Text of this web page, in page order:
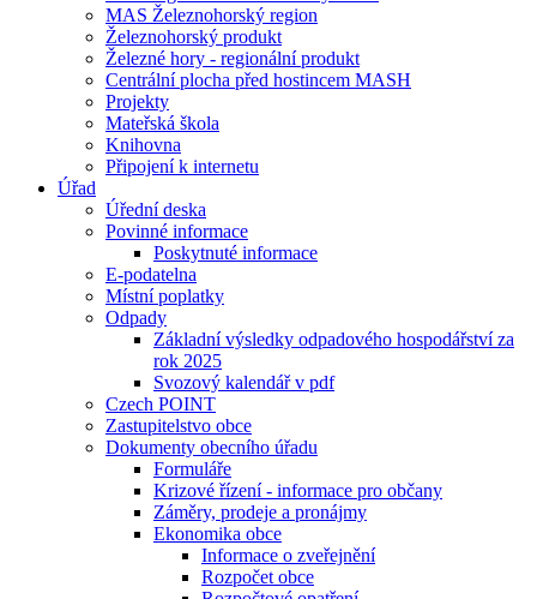
MAS Železnohorský region
Železnohorský produkt
Železné hory - regionální produkt
Centrální plocha před hostincem MASH
Projekty
Mateřská škola
Knihovna
Připojení k internetu
Úřad
Úřední deska
Povinné informace
Poskytnuté informace
E-podatelna
Místní poplatky
Odpady
Základní výsledky odpadového hospodářství za
rok 2025
Svozový kalendář v pdf
Czech POINT
Zastupitelstvo obce
Dokumenty obecního úřadu
Formuláře
Krizové řízení - informace pro občany
Záměry, prodeje a pronájmy
Ekonomika obce
Informace o zveřejnění
Rozpočet obce